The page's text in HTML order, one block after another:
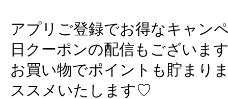
アプリご登録でお得なキャン
日クーポンの配信もございま
お買い物でポイントも貯まり
ススメいたします♡